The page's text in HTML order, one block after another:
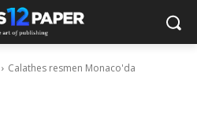
Calathes resmen Monaco'da